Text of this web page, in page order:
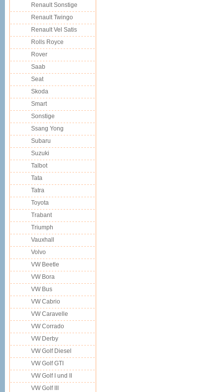
Renault Sonstige
Renault Twingo
Renault Vel Satis
Rolls Royce
Rover
Saab
Seat
Skoda
Smart
Sonstige
Ssang Yong
Subaru
Suzuki
Talbot
Tata
Tatra
Toyota
Trabant
Triumph
Vauxhall
Volvo
VW Beetle
VW Bora
VW Bus
VW Cabrio
VW Caravelle
VW Corrado
VW Derby
VW Golf Diesel
VW Golf GTI
VW Golf I und II
VW Golf III